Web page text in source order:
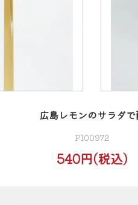
広島レモンのサラダで
P100972
540円(税込)